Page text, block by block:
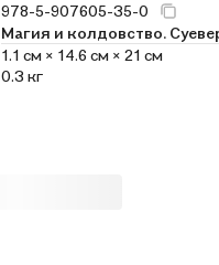
978-5-907605-35-0
Магия и колдовство.
1.1 см × 14.6 см × 21 см
0.3 кг